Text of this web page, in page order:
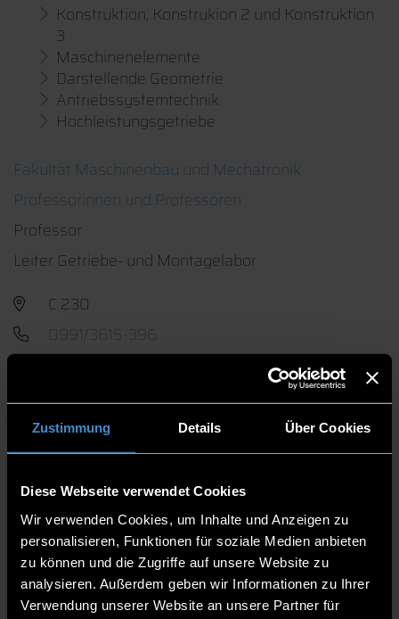
Zustimmung Details Über Cookies
Diese Webseite verwendet Cookies
Wir verwenden Cookies, um Inhalte und Anzeigen zu
personalisieren, Funktionen für soziale Medien anbieten
zu können und die Zugriffe auf unsere Website zu
analysieren. Außerdem geben wir Informationen zu Ihrer
Verwendung unserer Website an unsere Partner für
Konstruktion, Konstrukion 2 und Konstruktion
3
Maschinenelemente
Darstellende Geometrie
Antriebssystemtechnik
Hochleistungsgetriebe
Fakultät Maschinenbau und Mechatronik
Professorinnen und Professoren
Professor
Leiter Getriebe- und Montagelabor
C 230
0991/3615-396
Nach Vereinbarung, bevorzugt Mittwoch 7.30 - 8.00
Uhr